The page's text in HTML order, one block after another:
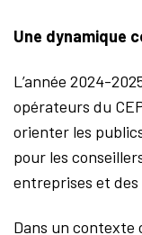
Une dynamique
L’année 2024-
opérateurs du
orienter les
pour les
entreprises et
Dans un contexte